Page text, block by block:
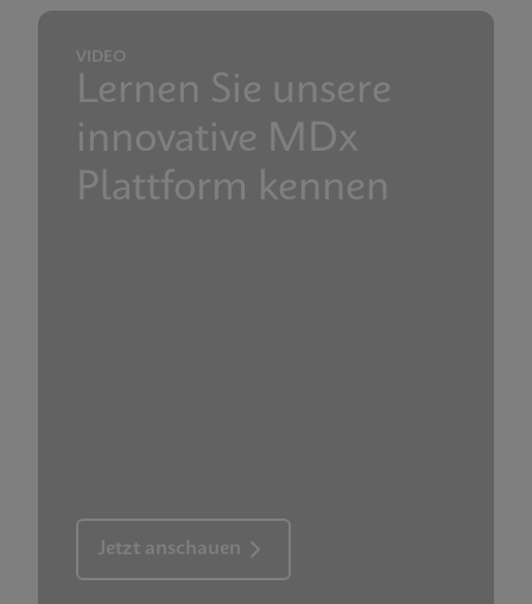
Präsentation
Präsentation zur GeneXpert Technologieübersicht
VIDEO
Lernen Sie unsere
innovative MDx
Plattform kennen
Jetzt anschauen